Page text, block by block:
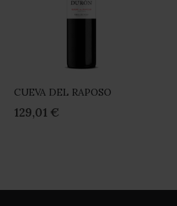
CUEVA DEL RAPOSO
0%
129,01 €